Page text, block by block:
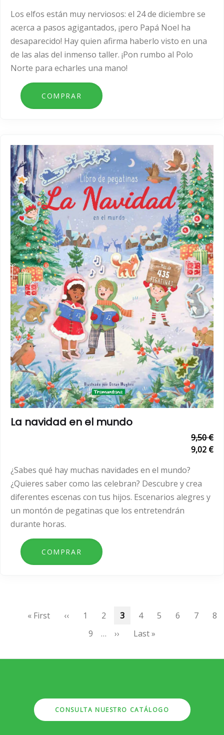
Los elfos están muy nerviosos: el 24 de diciembre se
acerca a pasos agigantados, ¡pero Papá Noel ha
desaparecido! Hay quien afirma haberlo visto en una
de las alas del inmenso taller. ¡Pon rumbo al Polo
Norte para echarles una mano!
La navidad en el mundo
9,50 €
9,02 €
¿Sabes qué hay muchas navidades en el mundo?
¿Quieres saber como las celebran? Descubre y crea
diferentes escenas con tus hijos. Escenarios alegres y
un montón de pegatinas que los entretendrán
durante horas.
Primera
« First
Página
‹‹ Page
1 Page
2
Página
3 Page
4 Page
5 Page
6 Page
7
8
Page
9 …
Siguiente
››
Última
Last »
CONSULTA NUESTRO CATÁLOGO